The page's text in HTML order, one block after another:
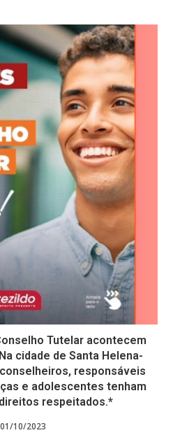
Tutelar acontecem
cidade de Santa Helena-
responsáveis
e adolescentes tenham
respeitados.*
01/10/2023